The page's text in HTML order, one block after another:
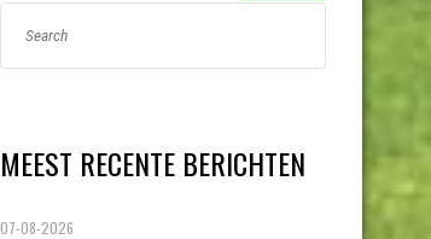
MEEST RECENTE BERICHTEN
07-08-2026